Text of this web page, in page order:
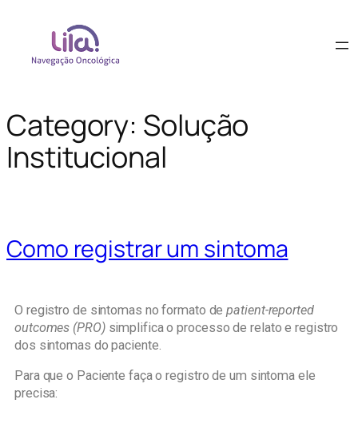
Category: Solução
Institucional
Como registrar um sintoma
O registro de sintomas no formato depatient-reported
outcomes (PRO)simplifica o processo de relato e registro
dos sintomas do paciente.
Para que o Paciente faça o registro de um sintoma ele
precisa: